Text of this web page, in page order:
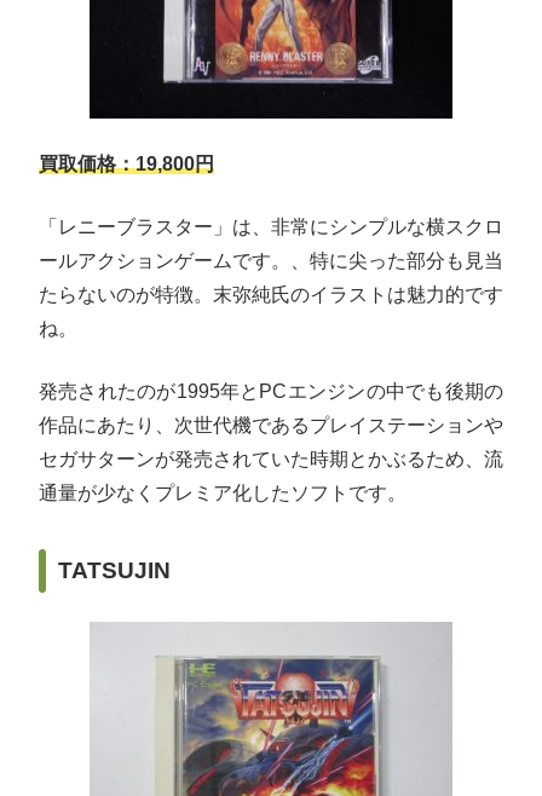
買取価格：19,800円
「レニーブラスター」は、非常にシンプルな横スクロ
ールアクションゲームです。、特に尖った部分も見当
たらないのが特徴。末弥純氏のイラストは魅力的です
ね。
発売されたのが1995年とPCエンジンの中でも後期の
作品にあたり、次世代機であるプレイステーションや
セガサターンが発売されていた時期とかぶるため、流
通量が少なくプレミア化したソフトです。
TATSUJIN